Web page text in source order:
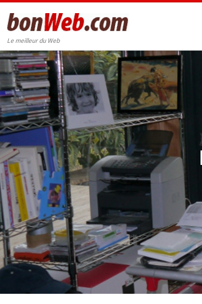
Passer au contenu
Le meilleur du Web